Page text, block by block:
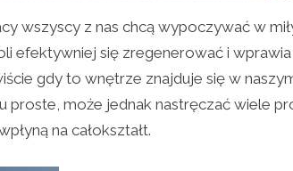
wszyscy z nas chcą wypoczywać w
efektywniej się zregenerować i
gdy to wnętrze znajduje się w
proste, może jednak nastręczać wiele
na całokształt.